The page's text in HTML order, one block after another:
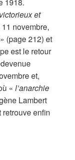
1918.
et
novembre,
» (page 212) et
est le retour
et,
«l’anarchie
Lambert
enfin